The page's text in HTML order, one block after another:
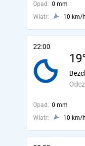
Opad: 0 mm
Wiatr:
10 km/h
22:00
Opad: 0 mm
Wiatr:
10 km/h